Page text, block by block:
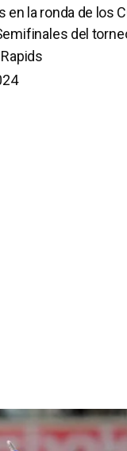
la ronda de los
del